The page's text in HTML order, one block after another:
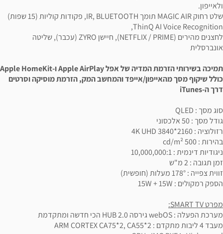
ולאייפון.
שלט רחוק MAGIC AIR תומך IR, BLUETOOTH, פקודות קוליות (15 שפות)
ThinQ AI Voice Recognition,
לחצנים מהירים (NETFLIX / PRIME), חיישן ZYRO (עכבר), שליטה
אונברסלית
תמיכה בשירותי הזרמת המדיה של אפל Apple AirPlay ו-Apple HomeKit
כולל שיקוף מסך מהאייפון/אייפד והמחשב המק, הזרמת מוסיקה וסרטים
דרך ה-iTunes
סוג מסך : QLED
גודל מסך : 50 אלכסוני
רזולוציה : 4K UHD 3840*2160
בהירות : 500 cd/m²
ניגודיות דינמית : 10,000,000:1
זמן תגובה : 2 מ"ש
זווית צפייה : 178° מעלות (חופשית)
הספק רמקולים : 15W + 15W
מפרט SMART TV:
מערכת הפעלה : webOS גירסה HUB 2.0 הכי חדשה ומתקדמת
מעבד 4 ליבות מתקדם : ARM CORTEX CA75*2, CA55*2